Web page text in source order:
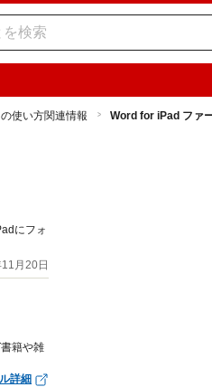
使い方関連情報 Word for iPad ファ
にフォ
月20日
籍や雑
詳細